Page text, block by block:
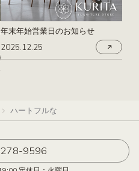
年末年始営業日のお知らせ
2025.12.25
ハートフルな
9596